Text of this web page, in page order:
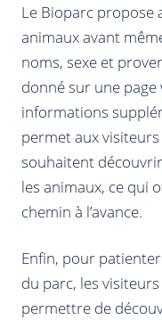
Le Bioparc propose
animaux avant
noms, sexe et
donné sur une page
informations
permet aux visiteurs
souhaitent
les animaux, ce qui
chemin à l’avance.
Enfin, pour patienter
du parc, les
permettre de